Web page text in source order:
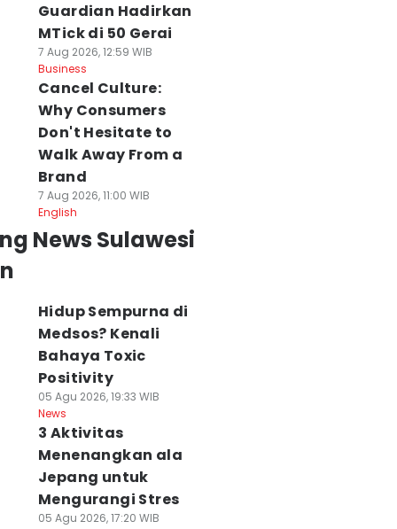
Guardian Hadirkan
MTick di 50 Gerai
7 Aug 2026, 12:59 WIB
Business
Cancel Culture:
Why Consumers
Don't Hesitate to
Walk Away From a
Brand
7 Aug 2026, 11:00 WIB
English
News Sulawesi
Hidup Sempurna di
Medsos? Kenali
Bahaya Toxic
Positivity
05 Agu 2026, 19:33 WIB
News
3 Aktivitas
Menenangkan ala
Jepang untuk
Mengurangi Stres
05 Agu 2026, 17:20 WIB